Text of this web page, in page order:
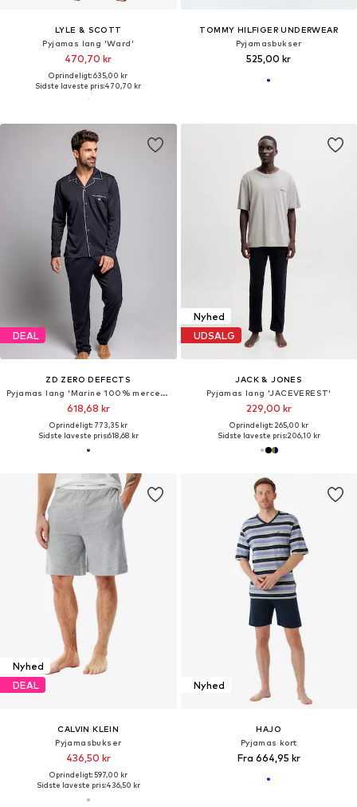
LYLE & SCOTT
Pyjamas lang 'Ward'
470,70 kr
Oprindeligt: 635,00 kr
Sidste laveste pris:470,70 kr
TOMMY HILFIGER UNDERWEAR
Pyjamasbukser
525,00 kr
DEAL
ZD ZERO DEFECTS
Pyjamas lang 'Marine 100% mercerized cotton'
618,68 kr
Oprindeligt: 773,35 kr
Sidste laveste pris:618,68 kr
Nyhed
UDSALG
JACK & JONES
Pyjamas lang 'JACEVEREST'
229,00 kr
Oprindeligt: 265,00 kr
Sidste laveste pris:206,10 kr
Nyhed
DEAL
CALVIN KLEIN
Pyjamasbukser
436,50 kr
Oprindeligt: 597,00 kr
Sidste laveste pris:436,50 kr
Nyhed
HAJO
Pyjamas kort
Fra 664,95 kr